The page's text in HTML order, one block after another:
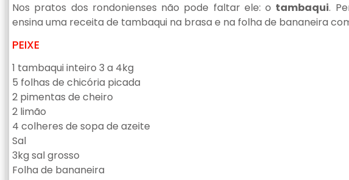
Nos pratos dos rondonienses não pode faltar ele: o tambaqui.
ensina uma receita de tambaqui na brasa e na folha de bananeira
PEIXE
1 tambaqui inteiro 3 a 4kg
5 folhas de chicória picada
2 pimentas de cheiro
2 limão
4 colheres de sopa de azeite
Sal
3kg sal grosso
Folha de bananeira